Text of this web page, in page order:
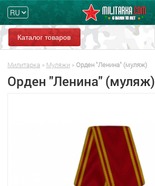
Каталог товаров
Милитарка » Муляжи » Орден "Ленина" (муляж)
Орден "Ленина" (муляж)